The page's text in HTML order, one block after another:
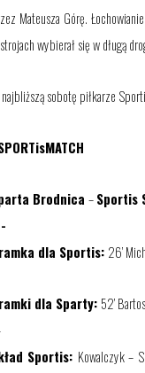
Mateusza Górę.
wybierał się w długą
najbliższą sobotę piłkarze
Brodnica –Sportis
a dla Sportis: 26’
dla Sparty: 52’
Sportis: Kowalczyk –